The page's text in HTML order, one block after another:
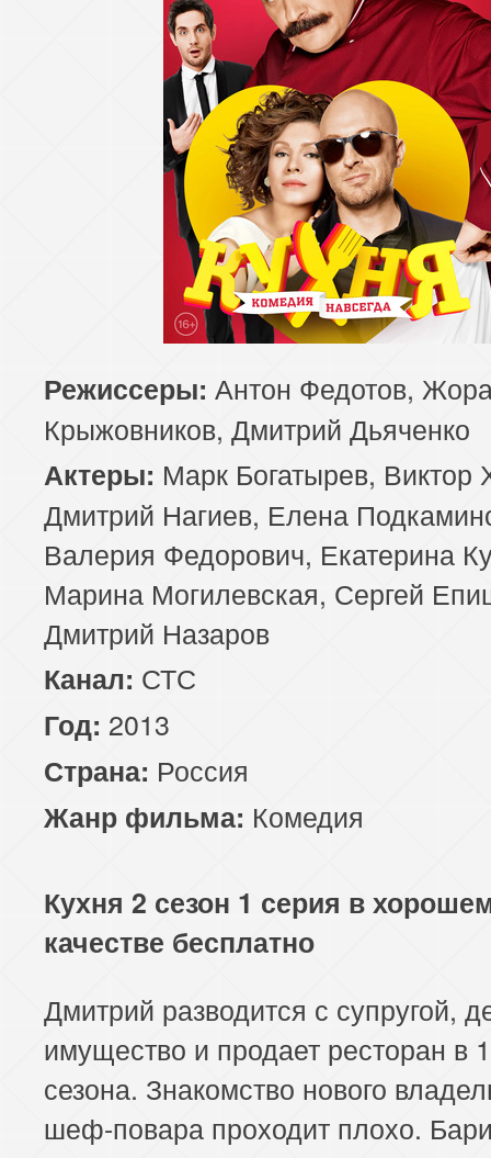
Режиссеры: Антон Федотов,
Крыжовников, Дмитрий Дьяченко
Актеры: Марк Богатырев, Виктор
Дмитрий Нагиев, Елена
Валерия Федорович, Екатерина
Марина Могилевская, Сергей
Дмитрий Назаров
Канал: СТС
Год: 2013
Страна: Россия
Жанр фильма: Комедия
Кухня 2 сезон 1 серия в
качестве бесплатно
Дмитрий разводится с супругой,
имущество и продает ресторан в
сезона. Знакомство нового
шеф-повара проходит плохо.